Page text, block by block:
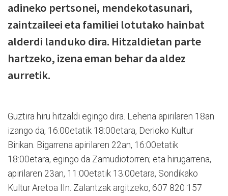
adineko pertsonei, mendekotasunari,
zaintzaileei eta familiei lotutako hainbat
alderdi landuko dira. Hitzaldietan parte
hartzeko, izena eman behar da aldez
aurretik.
Guztira hiru hitzaldi egingo dira. Lehena apirilaren 18an
izango da, 16:00etatik 18:00etara, Derioko Kultur
Birikan. Bigarrena apirilaren 22an, 16:00etatik
18:00etara, egingo da Zamudiotorren; eta hirugarrena,
apirilaren 23an, 11:00etatik 13:00etara, Sondikako
Kultur Aretoa IIn. Zalantzak argitzeko, 607 820 157